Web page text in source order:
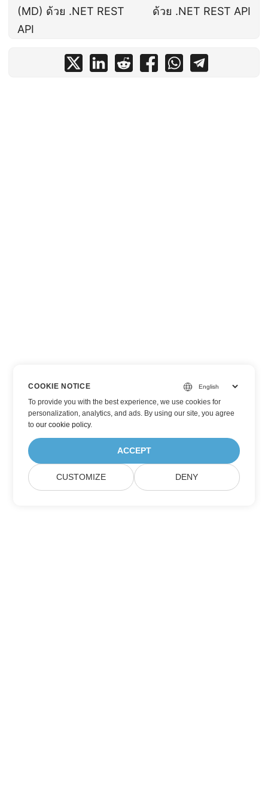
(MD) ด้วย .NET REST
API
ด้วย .NET REST API
COOKIE NOTICE
To provide you with the best experience, we use cookies for
personalization, analytics, and ads. By using our site, you agree
toour cookie policy.
ACCEPT
CUSTOMIZE DENY